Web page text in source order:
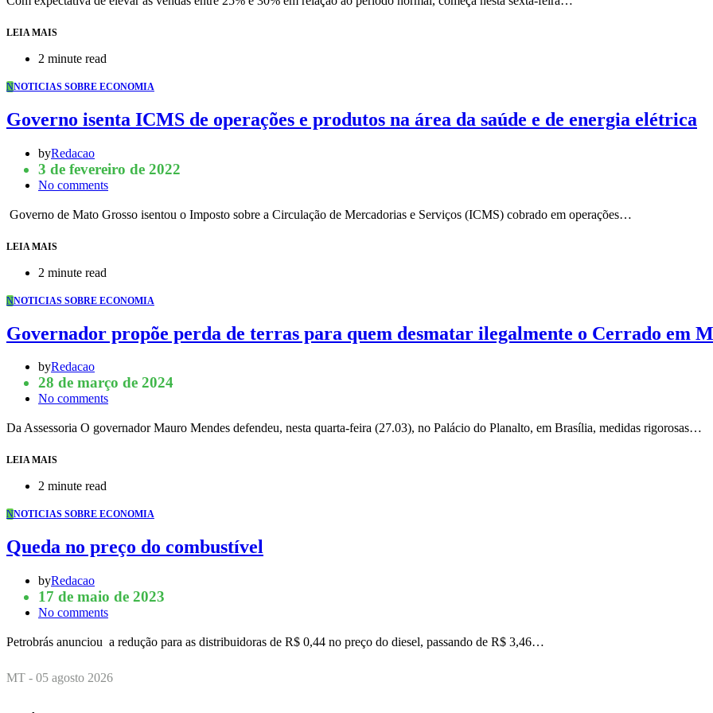
LEIA MAIS
2 minute read
NNOTICIAS SOBRE ECONOMIA
Governo isenta ICMS de operações e produtos na área da saúde e de energia elétrica
byRedacao
3 de fevereiro de 2022
No comments
Governo de Mato Grosso isentou o Imposto sobre a Circulação de Mercadorias e Serviços (ICMS) cobrado em operações…
LEIA MAIS
2 minute read
NNOTICIAS SOBRE ECONOMIA
Governador propõe perda de terras para quem desmatar ilegalmente o Cerrado em
byRedacao
28 de março de 2024
No comments
Da Assessoria O governador Mauro Mendes defendeu, nesta quarta-feira (27.03), no Palácio do Planalto, em Brasília, medidas rigorosas…
LEIA MAIS
2 minute read
NNOTICIAS SOBRE ECONOMIA
Queda no preço do combustível
byRedacao
17 de maio de 2023
No comments
Petrobrás anunciou a redução para as distribuidoras de R$ 0,44 no preço do diesel, passando de R$ 3,46…
MT - 05 agosto 2026